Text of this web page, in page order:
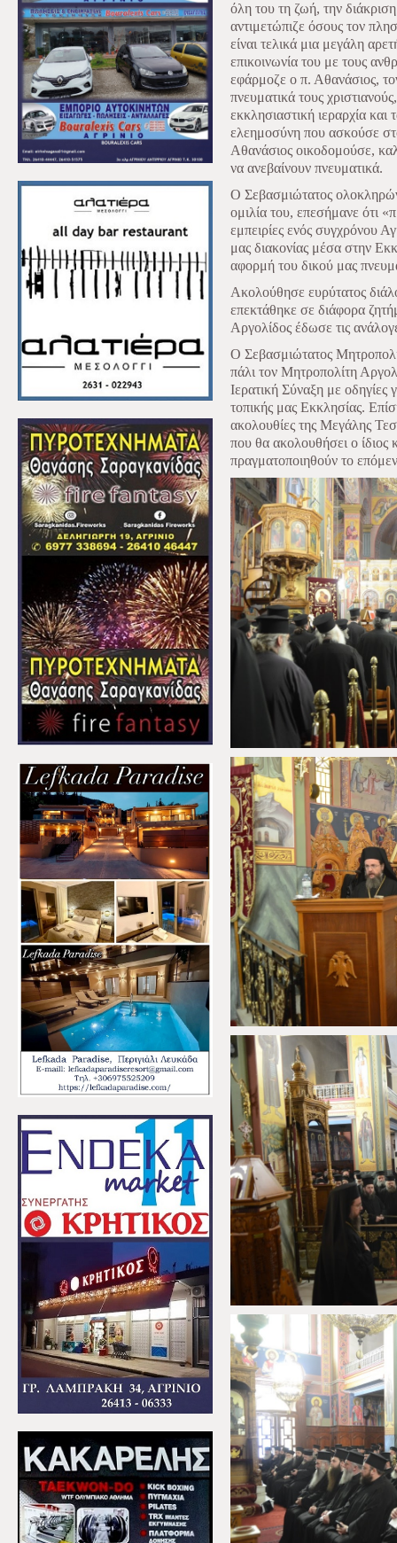
όλη του τη ζωή, την
αντιμετώπιζε όσους τον
είναι τελικά μια μεγάλη
επικοινωνία του με τους
εφάρμοζε ο π. Αθανάσιος,
πνευματικά τους
εκκλησιαστική ιεραρχία
ελεημοσύνη που ασκούσε
Αθανάσιος οικοδομούσε,
να ανεβαίνουν πνευματικά.
Ο Σεβασμιώτατος
ομιλία του, επεσήμανε ότι
εμπειρίες ενός συγχρόνου
μας διακονίας μέσα στην
αφορμή του δικού μας
Ακολούθησε ευρύτατος
επεκτάθηκε σε διάφορα
Αργολίδος έδωσε τις
Ο Σεβασμιώτατος
πάλι τον Μητροπολίτη
Ιερατική Σύναξη με οδηγίες
τοπικής μας Εκκλησίας.
ακολουθίες της Μεγάλης
που θα ακολουθήσει ο ίδιος
πραγματοποιηθούν το